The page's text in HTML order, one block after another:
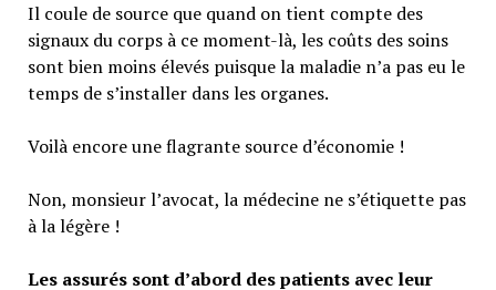
Il coule de source que quand on tient compte des
signaux du corps à ce moment-là, les coûts des soins
sont bien moins élevés puisque la maladie n’a pas eu le
temps de s’installer dans les organes.
Voilà encore une flagrante source d’économie !
Non, monsieur l’avocat, la médecine ne s’étiquette pas
à la légère !
Les assurés sont d’abord des patients avec leur